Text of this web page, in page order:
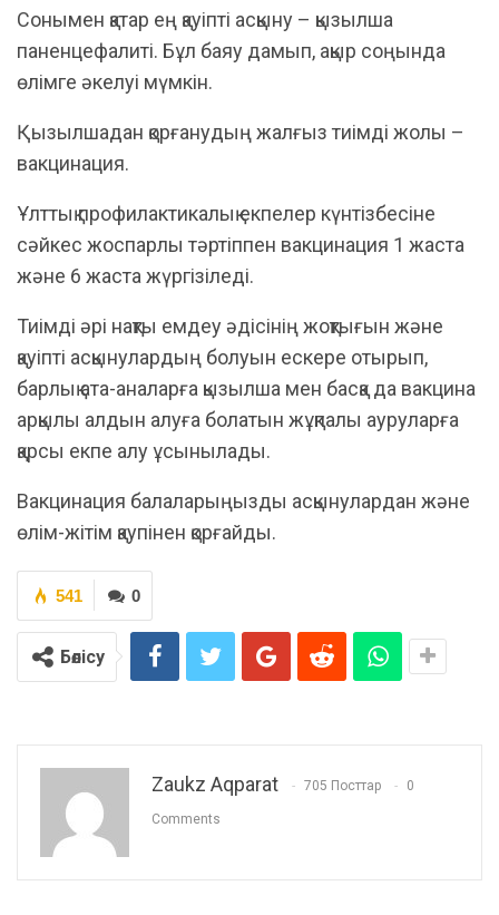
Сонымен қатар ең қауіпті асқыну – қызылша
паненцефалиті. Бұл баяу дамып, ақыр соңында
өлімге әкелуі мүмкін.
Қызылшадан қорғанудың жалғыз тиімді жолы –
вакцинация.
Ұлттық профилактикалық екпелер күнтізбесіне
сәйкес жоспарлы тәртіппен вакцинация 1 жаста
және 6 жаста жүргізіледі.
Тиімді әрі нақты емдеу әдісінің жоқтығын және
қауіпті асқынулардың болуын ескере отырып,
барлық ата-аналарға қызылша мен басқа да вакцина
арқылы алдын алуға болатын жұқпалы ауруларға
қарсы екпе алу ұсынылады.
Вакцинация балаларыңызды асқынулардан және
өлім-жітім қаупінен қорғайды.
0
541
Бөлісу
Zaukz Aqparat 705 Посттар 0
Comments